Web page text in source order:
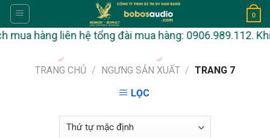
Skip
content
0
mua hàng liên hệ tổng đài mua hàng: 0906.989.112.
TRANG CHỦ / NGƯNG SẢN XUẤT / TRANG 7
LỌC